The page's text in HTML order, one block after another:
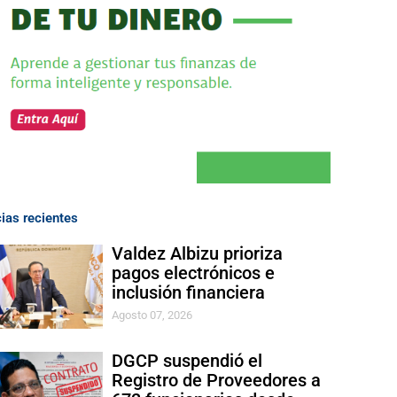
recientes
Valdez Albizu prioriza
pagos electrónicos e
inclusión financiera
Agosto 07, 2026
DGCP suspendió el
Registro de Proveedores a